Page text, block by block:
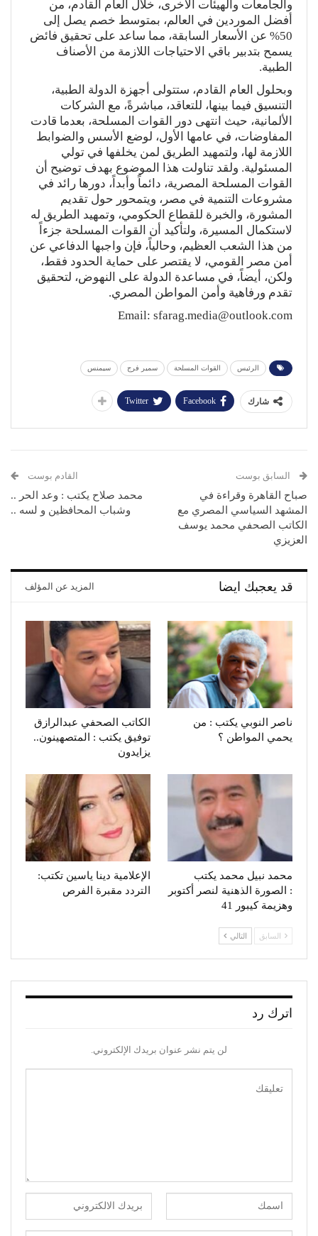
والجامعات والهيئات الأخرى، خلال العام القادم، من
أفضل الموردين في العالم، بمتوسط خصم يصل إلى
50% عن الأسعار السابقة، مما ساعد على تحقيق فائض
يسمح بتدبير باقي الاحتياجات اللازمة من الأصناف
الطبية.
وبحلول العام القادم، ستتولى أجهزة الدولة الطبية،
التنسيق فيما بينها، للتعاقد، مباشرةً، مع الشركات
الألمانية، حيث انتهى دور القوات المسلحة، بعدما قادت
المفاوضات، في عامها الأول، لوضع الأسس والضوابط
اللازمة لها، ولتمهيد الطريق لمن يخلفها في تولي
المسئولية. ولقد تناولت هذا الموضوع بهدف توضيح أن
القوات المسلحة المصرية، دائماً وأبداً، دورها رائد في
مشروعات التنمية في مصر، ويتمحور حول تقديم
المشورة، والخبرة للقطاع الحكومي، وتمهيد الطريق له
لاستكمال المسيرة، ولتأكيد أن القوات المسلحة جزءاً
من هذا الشعب العظيم، وحالياً، فإن واجبها الدفاعي عن
أمن مصر القومي، لا يقتصر على حماية الحدود فقط،
ولكن، أيضاً، في مساعدة الدولة على النهوض، لتحقيق
تقدم ورفاهية وأمن المواطن المصري.
Email: sfarag.media@outlook.com
الرئيس القوات المسلحة سمير فرج سيمنس
شارك Facebook
Twitter
السابق بوست
صباح القاهرة وقراءة في
المشهد السياسي المصري مع
الكاتب الصحفي محمد يوسف
العزيزي
القادم بوست
محمد صلاح يكتب : وعد الحر ..
وشباب المحافظين و لسه ..
قد يعجبك ايضا المزيد عن المؤلف
ناصر النوبي يكتب : من
يحمي المواطن ؟
‬توفيق يكتب : المتصهينون‭..
‬يزايدون
محمد نبيل محمد يكتب
: الصورة الذهنية لنصر أكتوبر
وهزيمة كيبور 41
الإعلامية دينا ياسين تكتب:
التردد مقبرة الفرص
السابق التالي
اترك رد
لن يتم نشر عنوان بريدك الإلكتروني.